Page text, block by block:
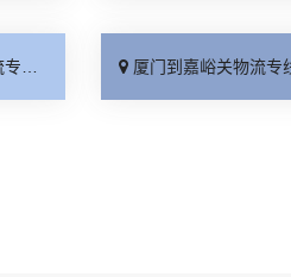
询」 厦门到嘉峪关物流专线_直达特快专线「随叫随